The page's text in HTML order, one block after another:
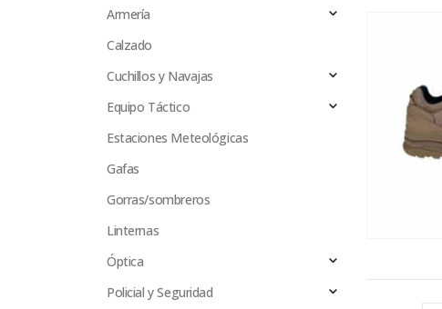
Armería
Calzado
Cuchillos y Navajas
Equipo Táctico
Estaciones Meteológicas
Gafas
Gorras/sombreros
Linternas
Óptica
Policial y Seguridad